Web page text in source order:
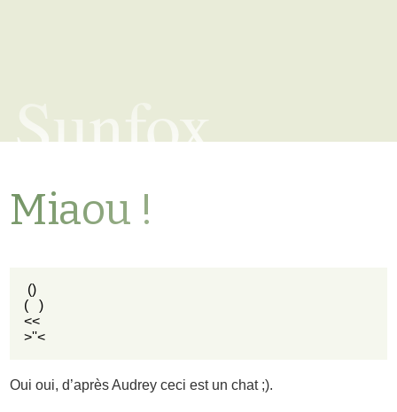
Sunfox
Miaou !
()
(   )
<<
>''<
Oui oui, d’après Audrey ceci est un chat ;).